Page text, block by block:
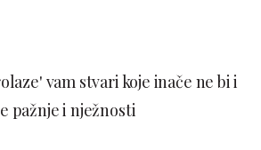
vam stvari koje inače ne bi i
pažnje i nježnosti